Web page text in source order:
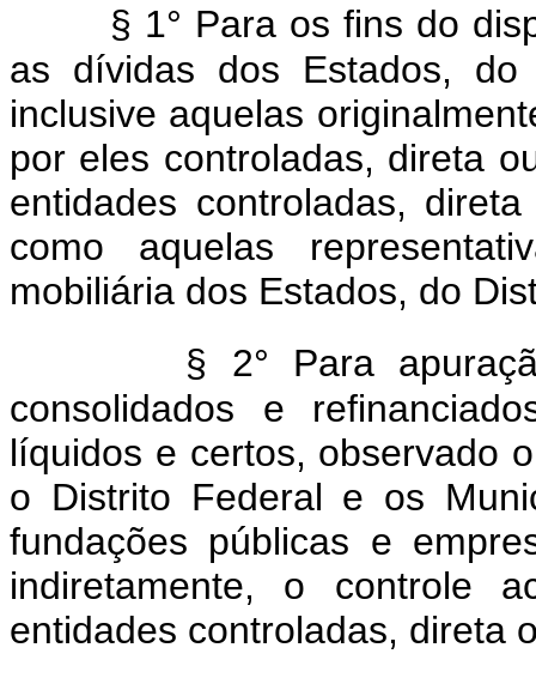
§ 1° Para os fins do
as dívidas dos Estados,
inclusive aquelas
por eles controladas, direta
entidades controladas,
como aquelas
mobiliária dos Estados, do
§ 2° Para
consolidados e
líquidos e certos, observado
o Distrito Federal e os
fundações públicas e
indiretamente, o controle
entidades controladas, direta